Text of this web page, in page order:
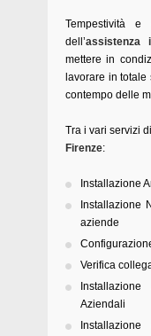
Tempestività
dell’assistenza
mettere in
lavorare in
contempo delle
Tra i vari servizi
Firenze:
Installazione
Installazione
aziende
Verifica
Aziendali